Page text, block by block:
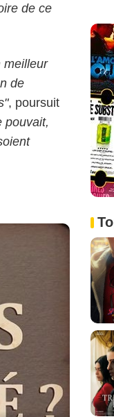
de ce
meilleur
de
, poursuit
pouvait,